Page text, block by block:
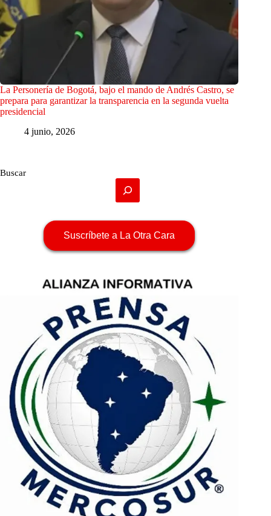
La Personería de Bogotá, bajo el mando de Andrés Castro, se
prepara para garantizar la transparencia en la segunda vuelta
presidencial
4 junio, 2026
Buscar
Suscríbete a La Otra Cara